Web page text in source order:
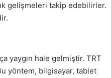
gelişmeleri takip edebilirler.
yaygın hale gelmiştir. TRT
yöntem, bilgisayar, tablet